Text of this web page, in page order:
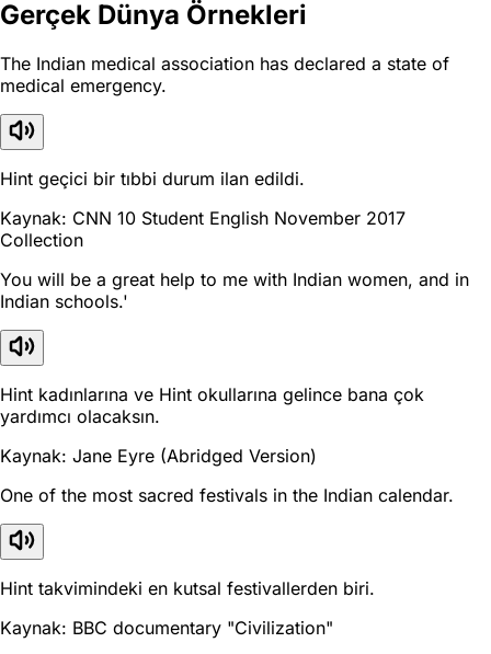
Gerçek Dünya Örnekleri
The Indian medical association has declared a state of
medical emergency.
Hint geçici bir tıbbi durum ilan edildi.
Kaynak: CNN 10 Student English November 2017
Collection
You will be a great help to me with Indian women, and in
Indian schools.'
Hint kadınlarına ve Hint okullarına gelince bana çok
yardımcı olacaksın.
Kaynak: Jane Eyre (Abridged Version)
One of the most sacred festivals in the Indian calendar.
Hint takvimindeki en kutsal festivallerden biri.
Kaynak: BBC documentary "Civilization"